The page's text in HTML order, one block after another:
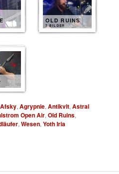
OLD RUINS
7 BILDER
Afsky, Agrypnie, Antikvlt, Astral
Open Air, Old Ruins,
, Wesen, Yoth Iria